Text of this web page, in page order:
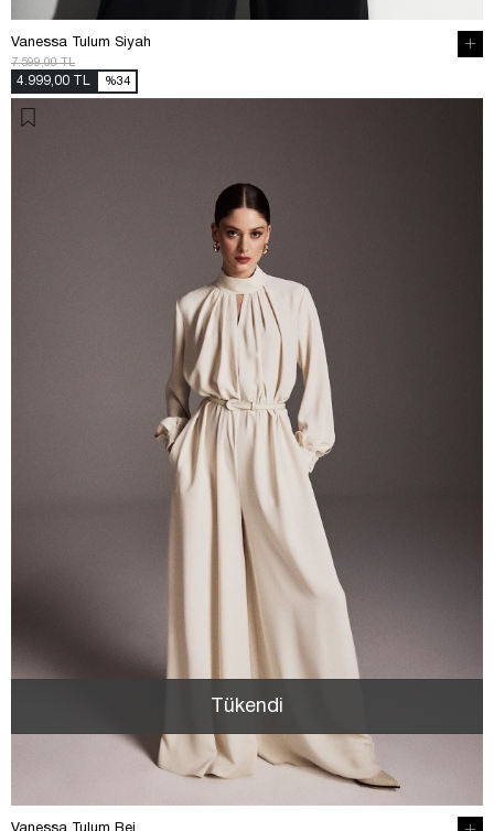
Vanessa Tulum Siyah
7.599,00 TL
4.999,00 TL %34
Tükendi